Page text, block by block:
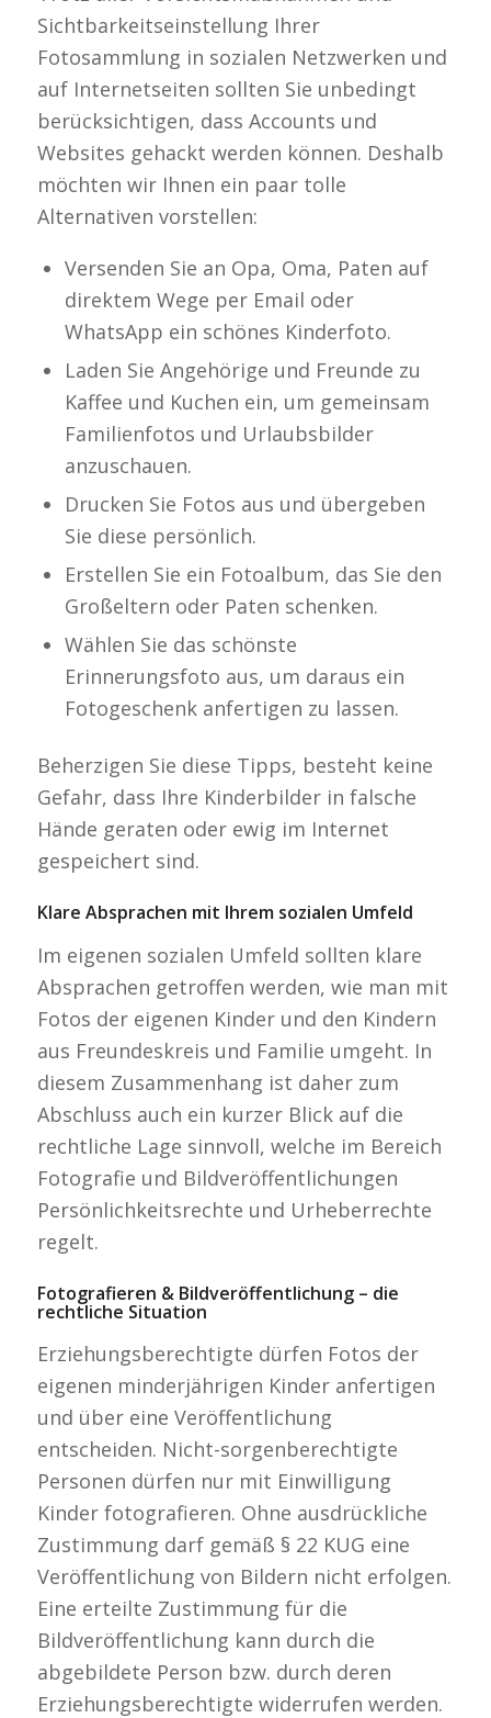
Sichtbarkeitseinstellung Ihrer
Fotosammlung in sozialen Netzwerken und
auf Internetseiten sollten Sie unbedingt
berücksichtigen, dass Accounts und
Websites gehackt werden können. Deshalb
möchten wir Ihnen ein paar tolle
Alternativen vorstellen:
Versenden Sie an Opa, Oma, Paten auf
direktem Wege per Email oder
WhatsApp ein schönes Kinderfoto.
Laden Sie Angehörige und Freunde zu
Kaffee und Kuchen ein, um gemeinsam
Familienfotos und Urlaubsbilder
anzuschauen.
Drucken Sie Fotos aus und übergeben
Sie diese persönlich.
Erstellen Sie ein Fotoalbum, das Sie den
Großeltern oder Paten schenken.
Wählen Sie das schönste
Erinnerungsfoto aus, um daraus ein
Fotogeschenk anfertigen zu lassen.
Beherzigen Sie diese Tipps, besteht keine
Gefahr, dass Ihre Kinderbilder in falsche
Hände geraten oder ewig im Internet
gespeichert sind.
Klare Absprachen mit Ihrem sozialen Umfeld
Im eigenen sozialen Umfeld sollten klare
Absprachen getroffen werden, wie man mit
Fotos der eigenen Kinder und den Kindern
aus Freundeskreis und Familie umgeht. In
diesem Zusammenhang ist daher zum
Abschluss auch ein kurzer Blick auf die
rechtliche Lage sinnvoll, welche im Bereich
Fotografie und Bildveröffentlichungen
Persönlichkeitsrechte und Urheberrechte
regelt.
Fotografieren & Bildveröffentlichung – die
rechtliche Situation
Erziehungsberechtigte dürfen Fotos der
eigenen minderjährigen Kinder anfertigen
und über eine Veröffentlichung
entscheiden. Nicht-sorgenberechtigte
Personen dürfen nur mit Einwilligung
Kinder fotografieren. Ohne ausdrückliche
Zustimmung darf gemäß § 22 KUG eine
Veröffentlichung von Bildern nicht erfolgen.
Eine erteilte Zustimmung für die
Bildveröffentlichung kann durch die
abgebildete Person bzw. durch deren
Erziehungsberechtigte widerrufen werden.